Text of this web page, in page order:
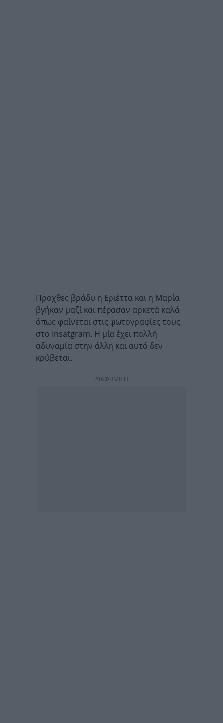
Προχθες βράδυ η Εριέττα και η Μαρία
βγήκαν μαζί και πέρασαν αρκετά καλά
όπως φαίνεται στις φωτογραφίες τους
στο Insatgram. H μία έχει πολλή
αδυναμία στην άλλη και αυτό δεν
κρύβεται.
ΔΙΑΦΗΜΙΣΗ